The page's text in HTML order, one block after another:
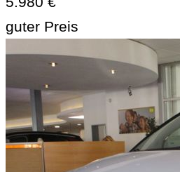
guter Preis